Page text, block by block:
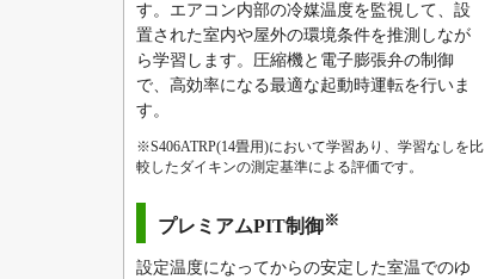
す。エアコン内部の冷媒温度を監視して、設
置された室内や屋外の環境条件を推測しなが
ら学習します。圧縮機と電子膨張弁の制御
で、高効率になる最適な起動時運転を行いま
す。
※S406ATRP(14畳用)において学習あり、学習なしを比
較したダイキンの測定基準による評価です。
プレミアムPIT制御※
設定温度になってからの安定した室温でのゆ